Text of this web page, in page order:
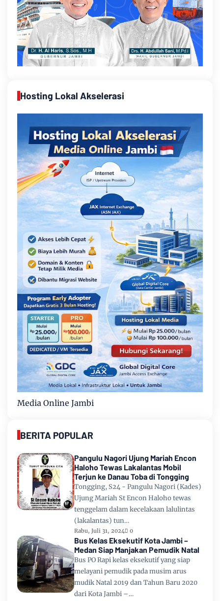
Hosting Lokal Akselerasi
Media Online Jambi
BERITA POPULAR
Pangulu Nagori Ujung Mariah Encon
Haloho Tewas Lakalantas Mobil
Terjun ke Danau Toba di Tongging
Tongging, S24 - Pangulu Nagori (Kades)
Ujung Mariah St Encon Haloho tewas
tenggelam dalam kecelakaan lalulintas
(lakalantas) tun…
Rabu, Juli 31, 2024 0
Bus Kelas Eksekutif Kota Jambi –
Medan Siap Manjakan Pemudik Natal
Bus PO Rapi kelas eksekutif yang siap
melayani pemudik pada musim arus
mudik Natal 2019 dan Tahun Baru 2020
dari Kota Jambi –…